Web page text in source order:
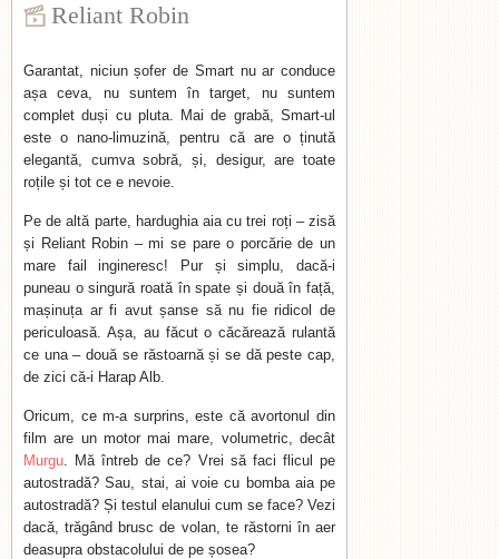
Reliant Robin
Garantat, niciun șofer de Smart nu ar conduce
așa ceva, nu suntem în target, nu suntem
complet duși cu pluta. Mai de grabă, Smart-ul
este o nano-limuzină, pentru că are o ținută
elegantă, cumva sobră, și, desigur, are toate
roțile și tot ce e nevoie.
Pe de altă parte, hardughia aia cu trei roți – zisă
și Reliant Robin – mi se pare o porcărie de un
mare fail ingineresc! Pur și simplu, dacă-i
puneau o singură roată în spate și două în față,
mașinuța ar fi avut șanse să nu fie ridicol de
periculoasă. Așa, au făcut o căcărează rulantă
ce una – două se răstoarnă și se dă peste cap,
de zici că-i Harap Alb.
Oricum, ce m-a surprins, este că avortonul din
film are un motor mai mare, volumetric, decât
Murgu. Mă întreb de ce? Vrei să faci flicul pe
autostradă? Sau, stai, ai voie cu bomba aia pe
autostradă? Și testul elanului cum se face? Vezi
dacă, trăgând brusc de volan, te răstorni în aer
deasupra obstacolului de pe șosea?